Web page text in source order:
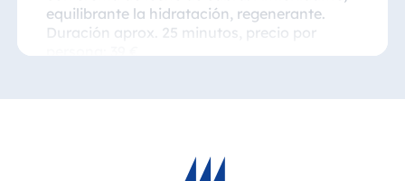
equilibrante la hidratación, regenerante.
Duración aprox. 25 minutos, precio por
persona: 39 €